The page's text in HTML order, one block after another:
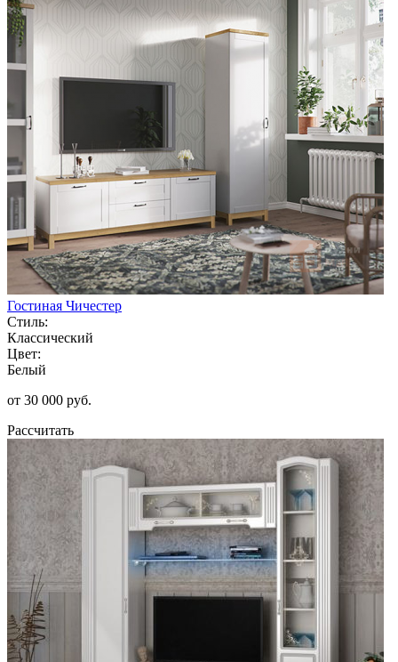
Гостиная Чичестер
Стиль:
Классический
Цвет:
Белый
от 30 000 руб.
Рассчитать